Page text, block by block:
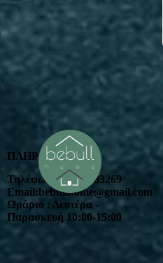
ΠΛΗΡΟΦΟΡΙΕΣ
Τηλέφωνο : 2102383269
Email:bebullhome@gmail.com
Ωράριο : Δευτέρα -
Παρασκευή 10:00-15:00